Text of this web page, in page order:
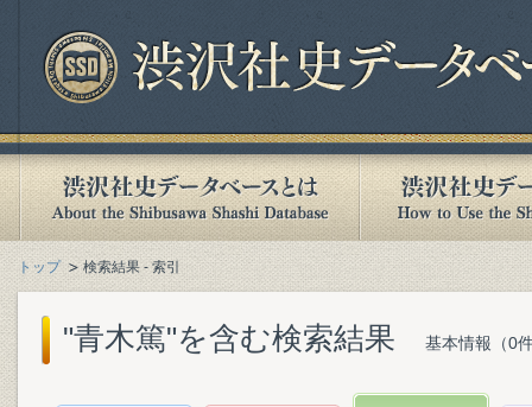
トップ 検索結果 - 索引
"青木篤"を含む検索結果 基本情報（0